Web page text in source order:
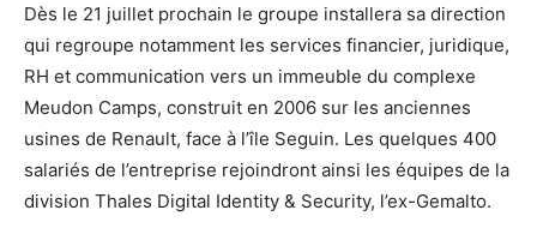
Dès le 21 juillet prochain le groupe installera sa direction
qui regroupe notamment les services financier, juridique,
RH et communication vers un immeuble du complexe
Meudon Camps, construit en 2006 sur les anciennes
usines de Renault, face à l’île Seguin. Les quelques 400
salariés de l’entreprise rejoindront ainsi les équipes de la
division Thales Digital Identity & Security, l’ex-Gemalto.